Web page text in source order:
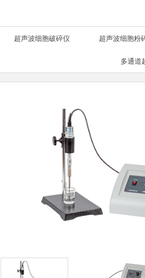
超声波细胞破碎仪 超声波细胞粉
多通道